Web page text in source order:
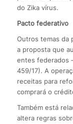
do Zika vírus.
Pacto federativo
Outros temas da
a proposta que
entes federados
459/17). A
receitas para
comprará o
Também está
altera regras